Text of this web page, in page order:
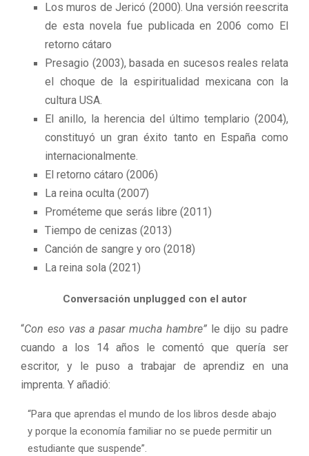
Los muros de Jericó (2000). Una versión reescrita
de esta novela fue publicada en 2006 como El
retorno cátaro
Presagio (2003), basada en sucesos reales relata
el choque de la espiritualidad mexicana con la
cultura USA.
El anillo, la herencia del último templario (2004),
constituyó un gran éxito tanto en España como
internacionalmente.
El retorno cátaro (2006)
La reina oculta (2007)
Prométeme que serás libre (2011)
Tiempo de cenizas (2013)
Canción de sangre y oro (2018)
La reina sola (2021)
Conversación unplugged con el autor
“Con eso vas a pasar mucha hambre”le dijo su padre
cuando a los 14 años le comentó que quería ser
escritor, y le puso a trabajar de aprendiz en una
imprenta. Y añadió:
“Para que aprendas el mundo de los libros desde abajo
y porque la economía familiar no se puede permitir un
estudiante que suspende”.